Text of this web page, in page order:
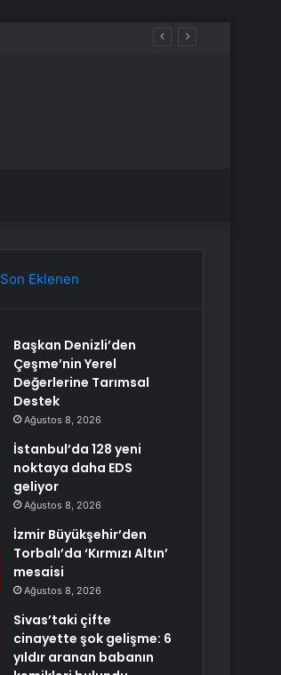
Son Eklenen
Başkan Denizli’den
Çeşme’nin Yerel
Değerlerine Tarımsal
Destek
Ağustos 8, 2026
İstanbul’da 128 yeni
noktaya daha EDS
geliyor
Ağustos 8, 2026
İzmir Büyükşehir’den
Torbalı’da ‘Kırmızı Altın’
mesaisi
Ağustos 8, 2026
Sivas’taki çifte
cinayette şok gelişme: 6
yıldır aranan babanın